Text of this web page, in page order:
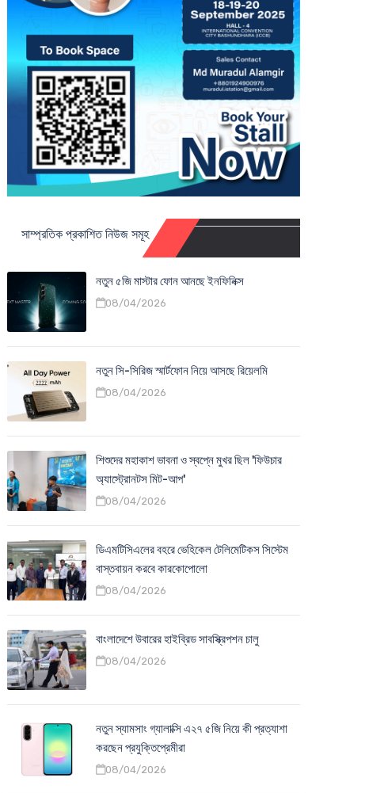
সাম্প্রতিক প্রকাশিত নিউজ সমূহ
নতুন ৫জি মাস্টার ফোন আনছে ইনফিনিক্স
08/04/2026
নতুন সি-সিরিজ স্মার্টফোন নিয়ে আসছে রিয়েলমি
08/04/2026
শিশুদের মহাকাশ ভাবনা ও স্বপ্নে মুখর ছিল 'ফিউচার
অ্যাস্ট্রোনটস মিট-আপ'
08/04/2026
ডিএমটিসিএলের বহরে ভেহিকেল টেলিমেটিকস সিস্টেম
বাস্তবায়ন করবে কারকোপোলো
08/04/2026
বাংলাদেশে উবারের হাইব্রিড সাবস্ক্রিপশন চালু
08/04/2026
নতুন স্যামসাং গ্যালাক্সি এ২৭ ৫জি নিয়ে কী প্রত্যাশা
করছেন প্রযুক্তিপ্রেমীরা
08/04/2026